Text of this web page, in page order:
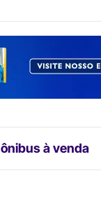
ônibus à venda